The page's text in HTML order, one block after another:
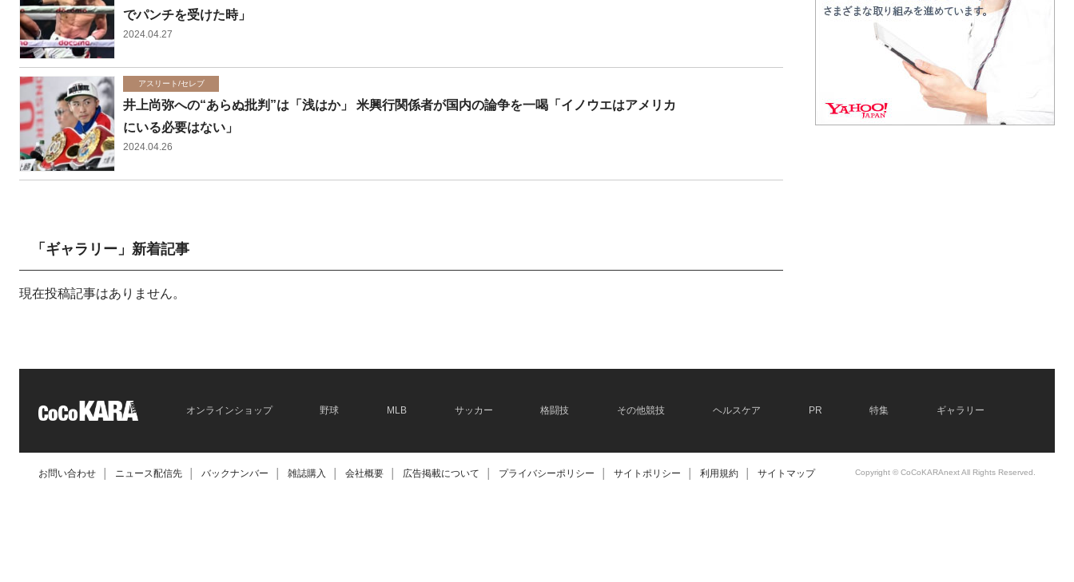
でパンチを受けた時」
2024.04.27
アスリート/セレブ
井上尚弥への“あらぬ批判”は「浅はか」 米興行関係者が国内の論争を一喝「イノウエはアメリカ
にいる必要はない」
2024.04.26
「ギャラリー」新着記事
現在投稿記事はありません。
オンラインショップ 野球 MLB サッカー 格闘技 その他競技 ヘルスケア PR 特集 ギャラリー
お問い合わせ ニュース配信先 バックナンバー 雑誌購入 会社概要 広告掲載について プライバシーポリシー サイトポリシー 利用規約 サイトマップ Copyright © CoCoKARAnext All Rights Reserved.